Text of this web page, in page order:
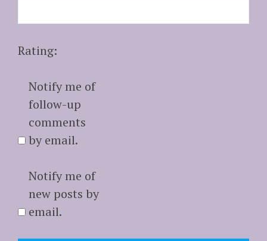
Rating:
Notify me of
follow-up
comments
by email.
Notify me of
new posts by
email.